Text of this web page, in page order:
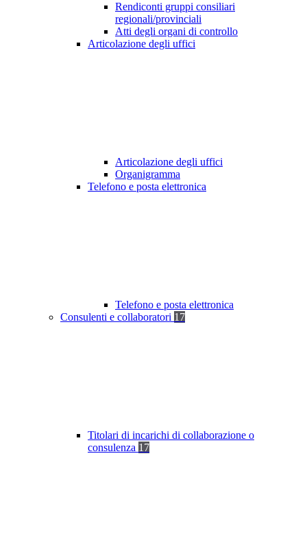
Rendiconti gruppi consiliari
regionali/provinciali
Atti degli organi di controllo
Articolazione degli uffici
Articolazione degli uffici
Organigramma
Telefono e posta elettronica
Telefono e posta elettronica
Consulenti e collaboratori 17
Titolari di incarichi di collaborazione o
consulenza 17